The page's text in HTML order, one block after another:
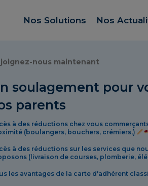
Nos Solutions Nos
nous maintenant
soulagement pour
parents
à des réductions chez vous
(boulangers, bouchers, crémiers,)
à des réductions sur les services que
(livraison de courses, plomberie,
les avantages de la carte d'adhérent